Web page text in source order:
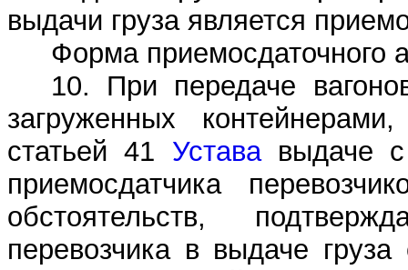
выдачи груза является
Форма приемосдаточного
10. При передаче
загруженных
статьей 41 Устававыдаче с
приемосдатчика
обстоятельств,
перевозчика в выдаче